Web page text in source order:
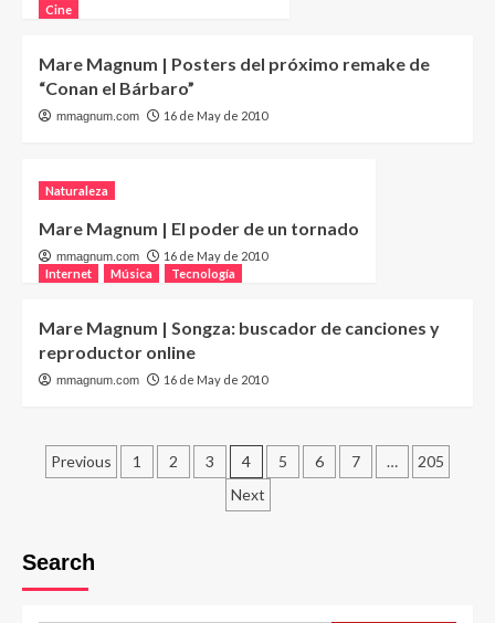
Cine
Mare Magnum | Posters del próximo remake de
“Conan el Bárbaro”
mmagnum.com 16 de May de 2010
Naturaleza
Mare Magnum | El poder de un tornado
mmagnum.com
16 de May de 2010
Internet
Música Tecnología
Mare Magnum | Songza: buscador de canciones y
reproductor online
mmagnum.com 16 de May de 2010
Posts
Previous 1 2 3 4 5 6 7 …
205
Next
Search